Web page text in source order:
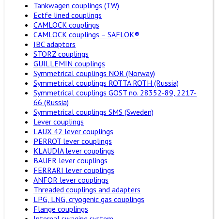
Tankwagen couplings (TW)
Ectfe lined couplings
CAMLOCK couplings
CAMLOCK couplings – SAFLOK®
IBC adaptors
STORZ couplings
GUILLEMIN couplings
Symmetrical couplings NOR (Norway)
Symmetrical couplings ROTTA ROTH (Russia)
Symmetrical couplings GOST no. 28352-89, 2217-
66 (Russia)
Symmetrical couplings SMS (Sweden)
Lever couplings
LAUX 42 lever couplings
PERROT lever couplings
KLAUDIA lever couplings
BAUER lever couplings
FERRARI lever couplings
ANFOR lever couplings
Threaded couplings and adapters
LPG, LNG, cryogenic gas couplings
Flange couplings